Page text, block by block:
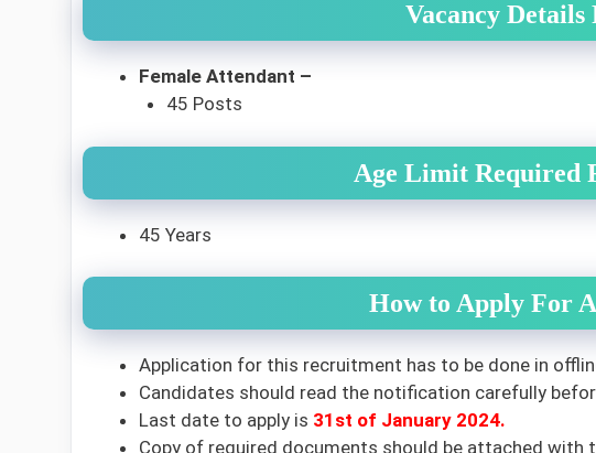
Vacancy
Female Attendant –
45 Posts
Age Limit Required
45 Years
How to Apply For
Application for this recruitment has to be done in
Candidates should read the notification carefully
Last date to apply is 31st of January 2024.
Copy of required documents should be attached with